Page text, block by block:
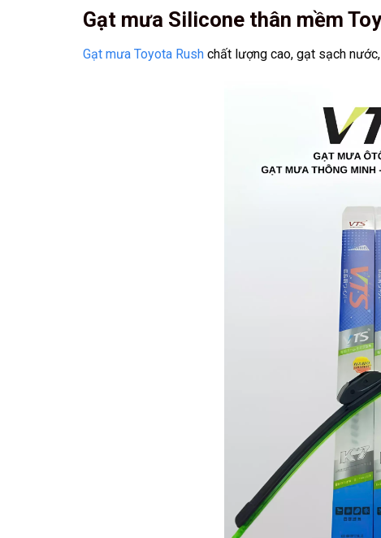
Gạt mưa Silicone thân mềm
Gạt mưa Toyota Rush chất lượng cao, gạt sạch